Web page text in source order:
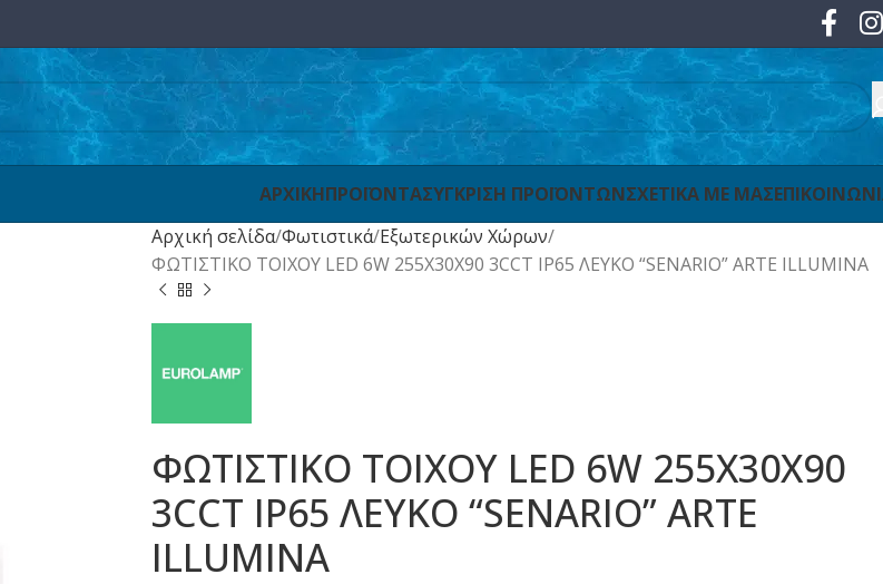
ΑΡΧΙΚΗΠΡΟΪΟΝΤΑΣΥΓΚΡΙΣΗ ΠΡΟΪΟΝΤΩΝΣΧΕΤΙΚΑ ΜΕ ΜΑΣ
Αρχική σελίδα Φωτιστικά Εξωτερικών Χώρων
ΦΩΤΙΣΤΙΚΟ ΤΟΙΧΟΥ LED 6W 255X30X90 3CCT IP65 ΛΕΥΚΟ “SENARIO” ARTE ILLUMINA
ΦΩΤΙΣΤΙΚΟ ΤΟΙΧΟΥ LED 6W 255X30X90
3CCT IP65 ΛΕΥΚΟ “SENARIO” ARTE
ILLUMINA